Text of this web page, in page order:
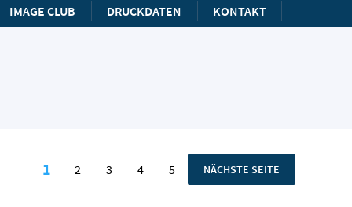
IMAGE CLUB DRUCKDATEN KONTAKT
Sie lesen gerade die Seite
1 Seite
2 Seite
3 Seite
4 Seite
5 SEITE
NÄCHSTE SEITE